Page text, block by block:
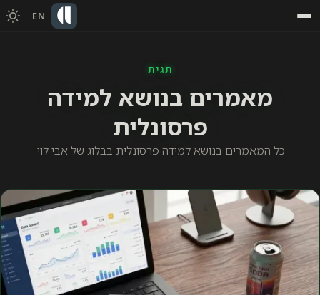
EN
תגית
מאמרים בנושא למידה
פרסונלית
כל המאמרים בנושא למידה פרסונלית בבלוג של אבי לוי.